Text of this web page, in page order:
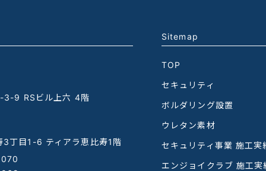
3-9 RSビル上六 4階
3丁目1-6 ティアラ恵比寿1階
Sitemap
TOP
セキュリティ
ボルダリング設置
ウレタン素材
セキュリティ事業 施工実
エンジョイクラブ 施工実